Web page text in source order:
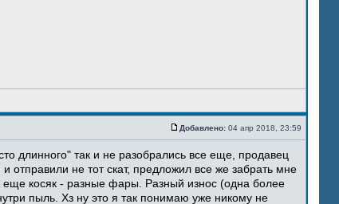
Добавлено: 04 апр 2018, 23:59
длинного" так и не разобрались все еще, продавец
отправили не тот скат, предложил все же забрать мне
косяк - разные фары. Разный износ (одна более
пыль. Хз ну это я так понимаю уже никому не